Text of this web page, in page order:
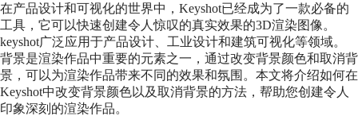
在产品设计和可视化的世界中，Keyshot已经成为了一款必备的
工具，它可以快速创建令人惊叹的真实效果的3D渲染图像。
keyshot广泛应用于产品设计、工业设计和建筑可视化等领域。
背景是渲染作品中重要的元素之一，通过改变背景颜色和取消背
景，可以为渲染作品带来不同的效果和氛围。本文将介绍如何在
Keyshot中改变背景颜色以及取消背景的方法，帮助您创建令人
印象深刻的渲染作品。